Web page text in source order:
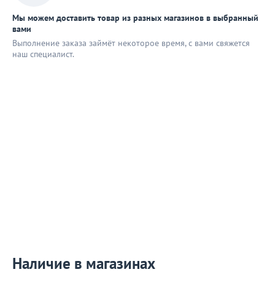
Мы можем доставить товар из разных магазинов в выбранный
вами
Выполнение заказа займёт некоторое время, с вами свяжется
наш специaлист.
Наличие в магазинах